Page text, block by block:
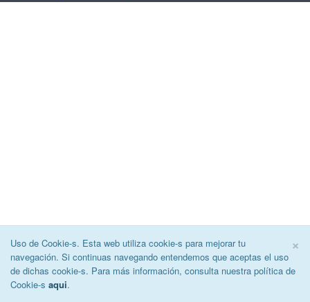
×
Uso de Cookie-s. Esta web utiliza cookie-s para mejorar tu
navegación. Si continuas navegando entendemos que aceptas el uso
de dichas cookie-s. Para más información, consulta nuestra política de
Cookie-s aqui.